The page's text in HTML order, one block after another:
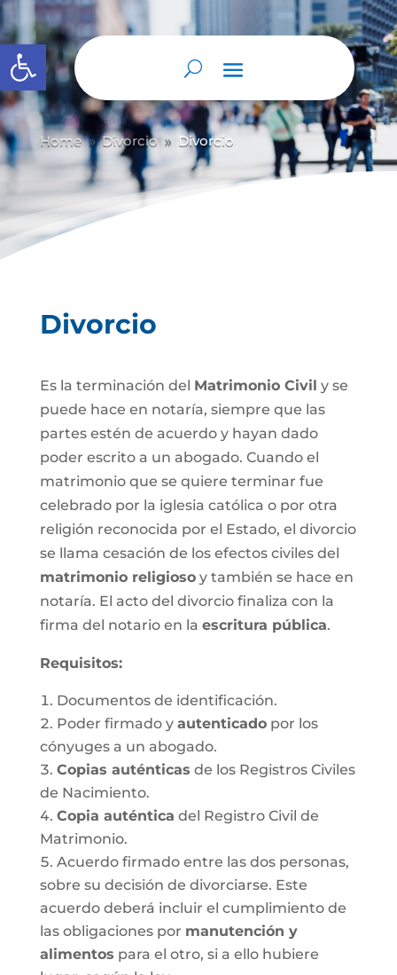
Abrir barra de herramientas
Home 9 Divorcio 9 Divorcio
Divorcio
Es la terminación del Matrimonio Civil y se
puede hace en notaría, siempre que las
partes estén de acuerdo y hayan dado
poder escrito a un abogado. Cuando el
matrimonio que se quiere terminar fue
celebrado por la iglesia católica o por otra
religión reconocida por el Estado, el divorcio
se llama cesación de los efectos civiles del
matrimonio religiosoy también se hace en
notaría. El acto del divorcio finaliza con la
firma del notario en la escritura pública.
Requisitos:
Documentos de identificación.
Poder firmado y autenticadopor los
cónyuges a un abogado.
Copias auténticas de los Registros Civiles
de Nacimiento.
Copia auténtica del Registro Civil de
Matrimonio.
Acuerdo firmado entre las dos personas,
sobre su decisión de divorciarse. Este
acuerdo deberá incluir el cumplimiento de
las obligaciones por manutención y
alimentos para el otro, si a ello hubiere